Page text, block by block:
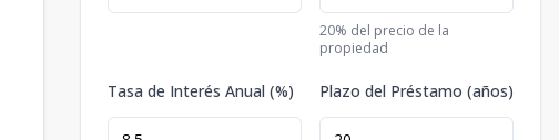
20% del precio de la
propiedad
Tasa de Interés Anual (%) Plazo del Préstamo (años)